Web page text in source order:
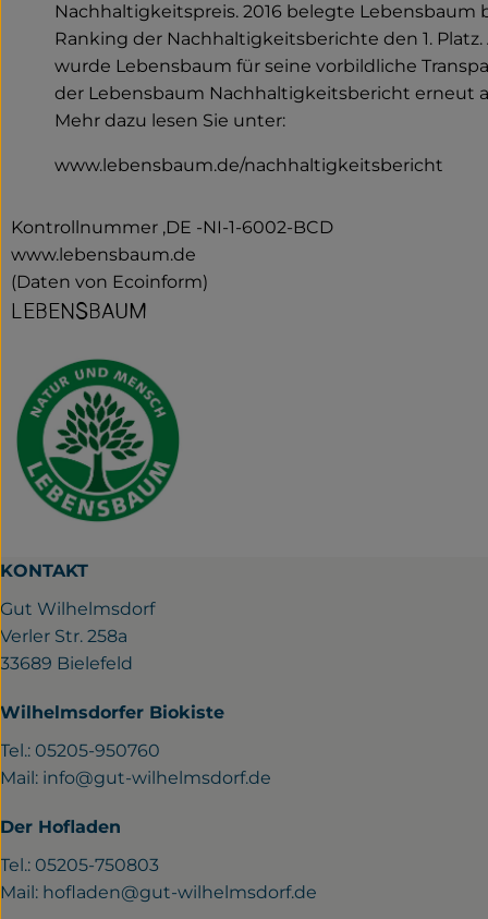
Nachhaltigkeitspreis. 2016 belegte Lebensbaum
Ranking der Nachhaltigkeitsberichte den 1.
wurde Lebensbaum für seine vorbildliche
der Lebensbaum Nachhaltigkeitsbericht erneut
Mehr dazu lesen Sie unter:
www.lebensbaum.de/nachhaltigkeitsbericht
Kontrollnummer ,DE -NI-1-6002-BCD
www.lebensbaum.de
(Daten von Ecoinform)
LEBENSBAUM
KONTAKT
Gut Wilhelmsdorf
Verler Str. 258a
33689 Bielefeld
Wilhelmsdorfer Biokiste
Tel.: 05205-950760
Mail: info@gut-wilhelmsdorf.de
Der Hofladen
Tel.: 05205-750803
Mail: hofladen@gut-wilhelmsdorf.de